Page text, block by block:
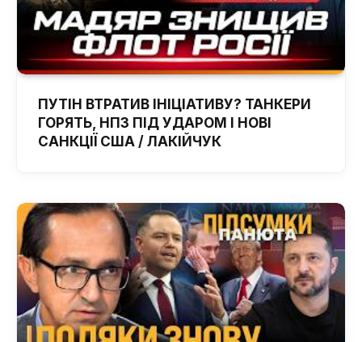
ПУТІН ВТРАТИВ ІНІЦІАТИВУ? ТАНКЕРИ
ГОРЯТЬ, НПЗ ПІД УДАРОМ І НОВІ
САНКЦІЇ США / ЛАКІЙЧУК